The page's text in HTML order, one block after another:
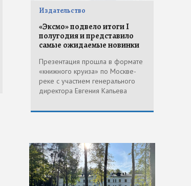
Издательство
«Эксмо» подвело итоги I
полугодия и представило
самые ожидаемые новинки
Презентация прошла в формате
«книжного круиза» по Москве-
реке с участием генерального
директора Евгения Капьева